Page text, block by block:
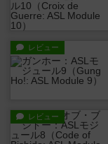
レビュー
レビュー